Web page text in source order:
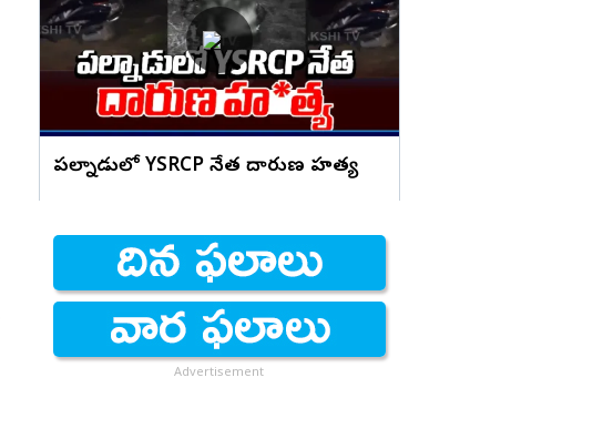
పల్నాడులో YSRCP నేత దారుణ హత్య
Advertisement